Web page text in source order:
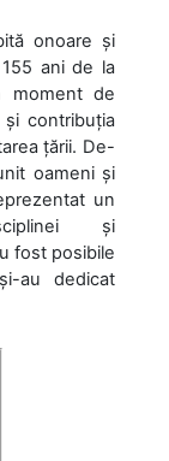
onoare și
ani de la
moment de
contribuția
țării. De-
oameni și
un
și
fost posibile
au dedicat